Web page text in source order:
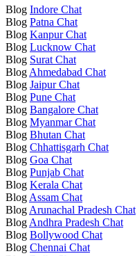
Blog Indore Chat
Blog Patna Chat
Blog Kanpur Chat
Blog Lucknow Chat
Blog Surat Chat
Blog Ahmedabad Chat
Blog Jaipur Chat
Blog Pune Chat
Blog Bangalore Chat
Blog Myanmar Chat
Blog Bhutan Chat
Blog Chhattisgarh Chat
Blog Goa Chat
Blog Punjab Chat
Blog Kerala Chat
Blog Assam Chat
Blog Arunachal Pradesh Chat
Blog Andhra Pradesh Chat
Blog Bollywood Chat
Blog Chennai Chat